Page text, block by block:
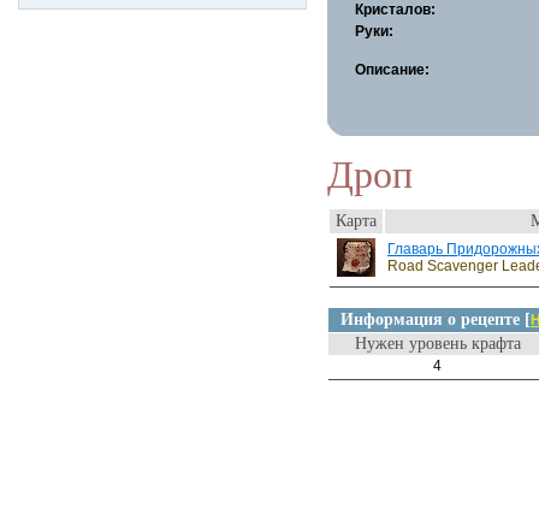
Кристалов:
Руки:
Описание:
Дроп
Карта
Главарь
Road Scavenger
Информация о рецепте [
Нужен уровень крафта
4